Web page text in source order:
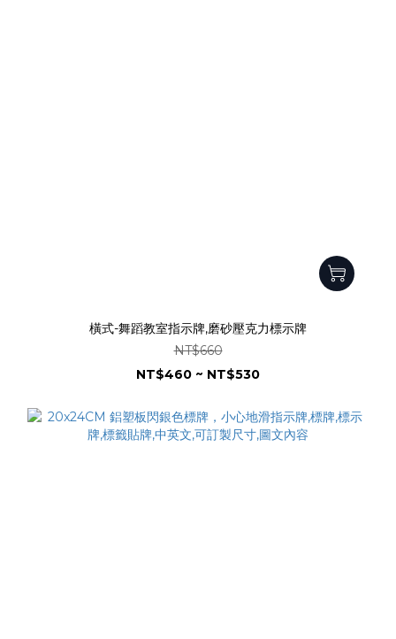
橫式-舞蹈教室指示牌,磨砂壓克力標示牌
NT$660
NT$460 ~ NT$530